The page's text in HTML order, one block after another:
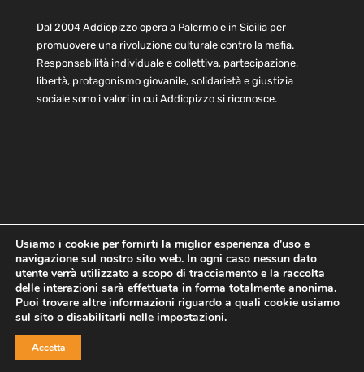
Dal 2004 Addiopizzo opera a Palermo e in Sicilia per
promuovere una rivoluzione culturale contro la mafia.
Responsabilità individuale e collettiva, partecipazione,
libertà, protagonismo giovanile, solidarietà e giustizia
sociale sono i valori in cui Addiopizzo si riconosce.
Home Statuto e bilancio
Contatti
Privacy
Cookie Child Protection Policy
Copyright © 2021 AddioPizzo | Tutti i diritti riservati | Sede
Usiamo i cookie per fornirti la miglior esperienza d'uso e
navigazione sul nostro sito web. In ogni caso nessun dato
utente verrà utilizzato a scopo di tracciamento e la raccolta
delle interazioni sarà effettuata in forma totalmente anonima.
Puoi trovare altre informazioni riguardo a quali cookie usiamo
sul sito o disabilitarli nelle impostazioni.
Accetta